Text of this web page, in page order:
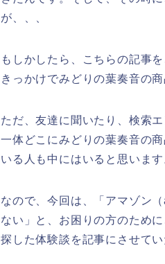
が、、、
もしかしたら、こちらの記事
きっかけでみどりの葉奏音の
ただ、友達に聞いたり、検索
一体どこにみどりの葉奏音の
いる人も中にはいると思います
なので、今回は、「アマゾン
ない」と、お困りの方のため
探した体験談を記事にさせて